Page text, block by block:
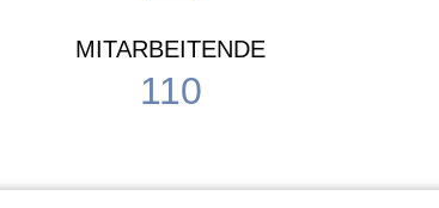
MITARBEITENDE
110